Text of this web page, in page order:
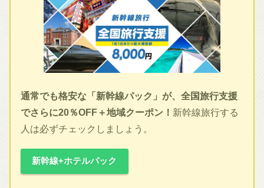
通常でも格安な「新幹線パック」が、全国旅行支援
でさらに20％OFF＋地域クーポン！ 新幹線旅行する
人は必ずチェックしましょう。
新幹線+ホテルパック